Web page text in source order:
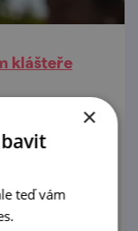
klášteře
×
teď vám